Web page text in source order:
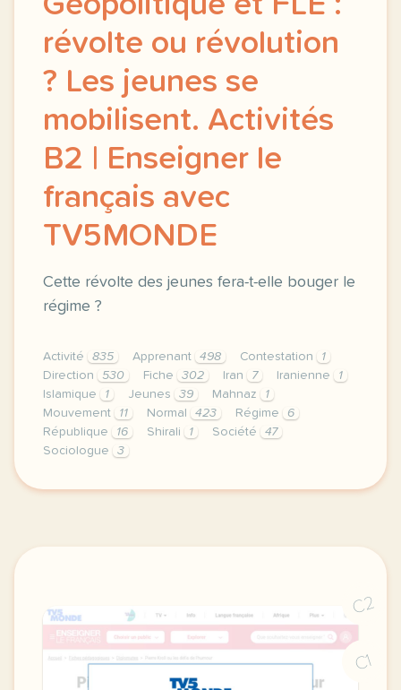
révolte ou révolution
? Les jeunes se
mobilisent. Activités
B2 | Enseigner le
français avec
TV5MONDE
Cette révolte des jeunes fera-t-elle bouger le
régime ?
Activité 835 Apprenant 498 Contestation
1
Direction
530 Fiche 302 Iran 7 Iranienne
1
Islamique
1 Jeunes 39 Mahnaz
1
Mouvement
11 Normal 423 Régime
6
République
16 Shirali 1 Société
47
Sociologue
3
didomi host didomi components button cursor
C2
C1